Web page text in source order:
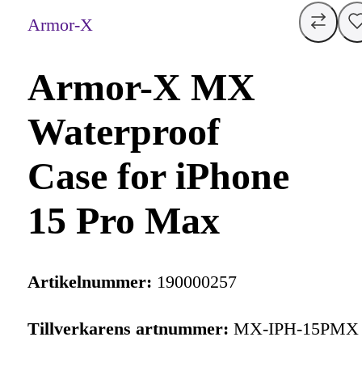
Armor-X
Armor-X MX
Waterproof
Case for iPhone
15 Pro Max
Artikelnummer: 190000257
Tillverkarens artnummer: MX-IPH-15PMX